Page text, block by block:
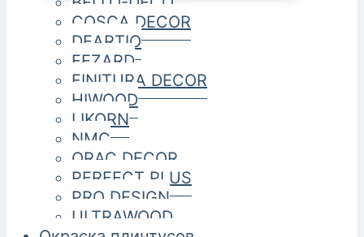
COSCA DECOR
DEARTIO
FEZARD
FINITURA DECOR
HIWOOD
LIKORN
NMC
ORAC DECOR
PERFECT PLUS
PRO DESIGN
ULTRAWOOD